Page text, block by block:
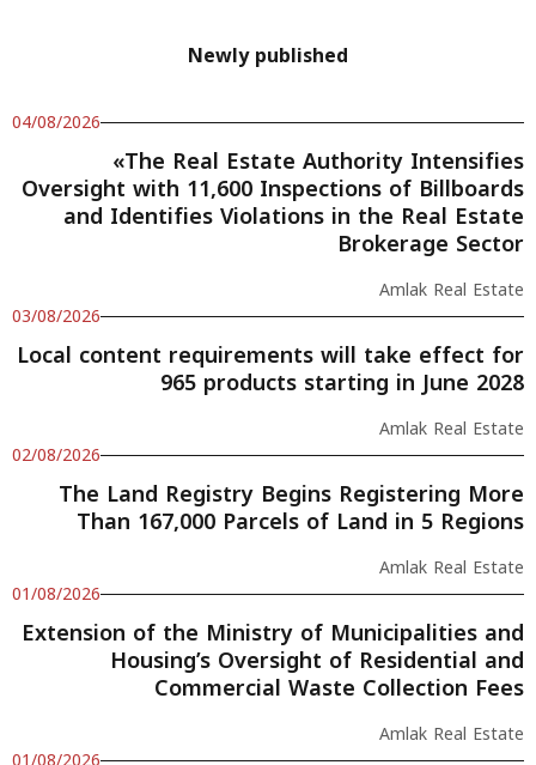
Newly published
04/08/2026
«The Real Estate Authority Intensifies
Oversight with 11,600 Inspections of Billboards
and Identifies Violations in the Real Estate
Brokerage Sector
Amlak Real Estate
03/08/2026
Local content requirements will take effect for
965 products starting in June 2028
Amlak Real Estate
02/08/2026
The Land Registry Begins Registering More
Than 167,000 Parcels of Land in 5 Regions
Amlak Real Estate
01/08/2026
Extension of the Ministry of Municipalities and
Housing’s Oversight of Residential and
Commercial Waste Collection Fees
Amlak Real Estate